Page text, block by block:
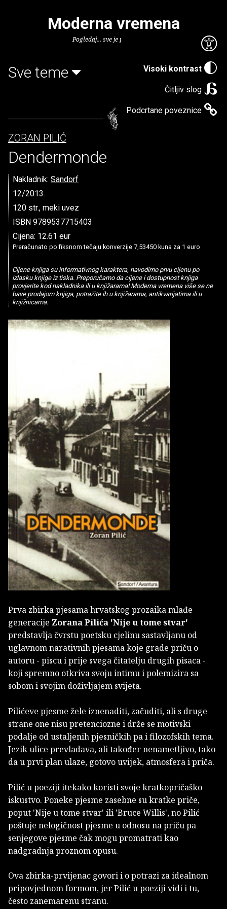
Visoki kontrast
Čitljiv slog
Podcrtane poveznice
Moderna vremena
Pogledaj... sve je puno knjiga.
Sve teme
ZORAN PILIĆ
Dendermonde
Nakladnik: Sandorf
12/2013.
120 str., meki uvez
ISBN 9789537715403
Cijena: 12.61 eur
Preračunato po fiksnom tečaju konverzije 7,53450 kuna za 1 euro
Cijene knjiga su informativnog karaktera, navodimo prvu cijenu po
izlasku knjige iz tiska. Preporučamo da cijene i dostupnost knjiga
provjerite kod nakladnika ili u knjižarama! Moderna vremena više se ne
bave prodajom knjiga, potražite ih u knjižarama, antikvarijatima ili u
knjižnicama.
Prva zbirka pjesama hrvatskog prozaika mlađe
generacije Zorana Pilića 'Nije u tome stvar'
predstavlja čvrstu poetsku cjelinu sastavljanu od
uglavnom narativnih pjesama koje grade priču o
autoru - piscu i prije svega čitatelju drugih pisaca -
koji spremno otkriva svoju intimu i polemizira sa
sobom i svojim doživljajem svijeta.
Pilićeve pjesme žele iznenaditi, začuditi, ali s druge
strane one nisu pretenciozne i drže se motivski
podalje od ustaljenih pjesničkih pa i filozofskih tema.
Jezik ulice prevladava, ali također nenametljivo, tako
da u prvi plan ulaze, gotovo uvijek, atmosfera i priča.
Pilić u poeziji itekako koristi svoje kratkopričaško
iskustvo. Poneke pjesme zasebne su kratke priče,
poput 'Nije u tome stvar' ili 'Bruce Willis', no Pilić
poštuje nelogičnost pjesme u odnosu na priču pa
senjegove pjesme čak mogu promatrati kao
nadgradnja proznom opusu.
Ova zbirka-prvijenac govori i o potrazi za idealnom
pripovjednom formom, jer Pilić u poeziji vidi i tu,
često zanemarenu stranu.